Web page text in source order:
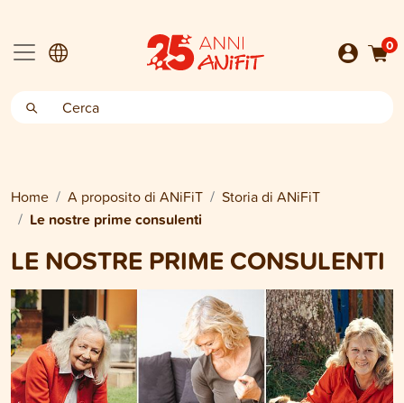
0
Home A proposito di ANiFiT Storia di ANiFiT
Le nostre prime consulenti
LE NOSTRE PRIME CONSULENTI